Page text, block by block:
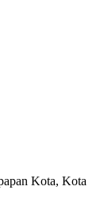
Kota, Kota